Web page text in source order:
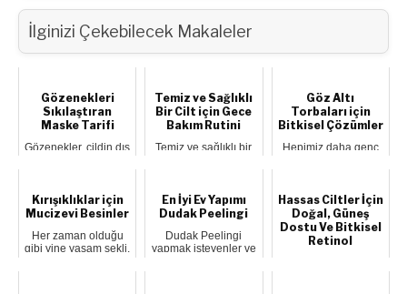
İlginizi Çekebilecek Makaleler
Gözenekleri
Sıkılaştıran
Maske Tarifi
Gözenekler, cildin dış
Temiz ve Sağlıklı
Bir Cilt için Gece
Bakım Rutini
Temiz ve sağlıklı bir
Göz Altı
Torbaları için
Bitkisel Çözümler
Hepimiz daha genç
...
Kırışıklıklar için
Mucizevi Besinler
Her zaman olduğu
gibi yine yaşam şekli,
En İyi Ev Yapımı
Dudak Peelingi
Dudak Peelingi
yapmak isteyenler ve
Hassas Ciltler İçin
Doğal, Güneş
Dostu Ve Bitkisel
Retinol